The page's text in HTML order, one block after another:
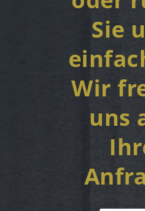
Sie
Wir
uns